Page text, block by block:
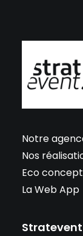
Notre
Nos
Eco
La Web App